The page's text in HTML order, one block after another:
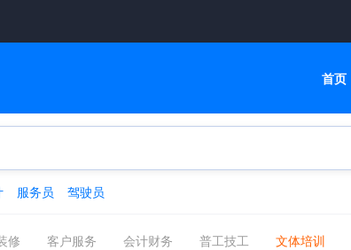
首页
服务员 驾驶员
修 客户服务 会计财务 普工技工 文体培训